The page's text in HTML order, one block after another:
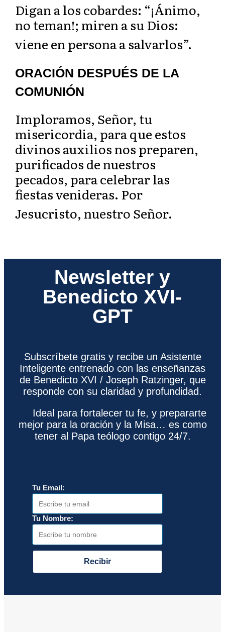
Digan a los cobardes: “¡Ánimo,
no teman!; miren a su Dios:
viene en persona a salvarlos”.
ORACIÓN DESPUÉS DE LA
COMUNIÓN
Imploramos, Señor, tu
misericordia, para que estos
divinos auxilios nos preparen,
purificados de nuestros
pecados, para celebrar las
fiestas venideras. Por
Jesucristo, nuestro Señor.
Newsletter y
Benedicto XVI-
GPT
Subscríbete gratis y recibe un Asistente
Inteligente entrenado con las enseñanzas
de Benedicto XVI / Joseph Ratzinger, que
responde con su claridad y profundidad.
Ideal para fortalecer tu fe, y prepararte
mejor para la oración y la Misa… es como
tener al Papa teólogo contigo 24/7.
Tu Email:
Tu Nombre:
Recibir